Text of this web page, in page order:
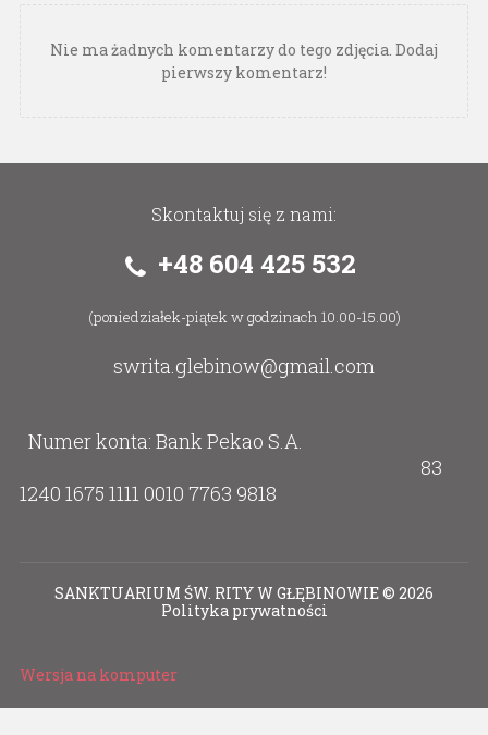
Nie ma żadnych komentarzy do tego zdjęcia. Dodaj
pierwszy komentarz!
Skontaktuj się z nami:
+48 604 425 532
(poniedziałek-piątek w godzinach 10.00-15.00)
swrita.glebinow@gmail.com
Numer konta: Bank Pekao S.A.
83
1240 1675 1111 0010 7763 9818
SANKTUARIUM ŚW. RITY W GŁĘBINOWIE© 2026
Polityka prywatności
Wersja na komputer